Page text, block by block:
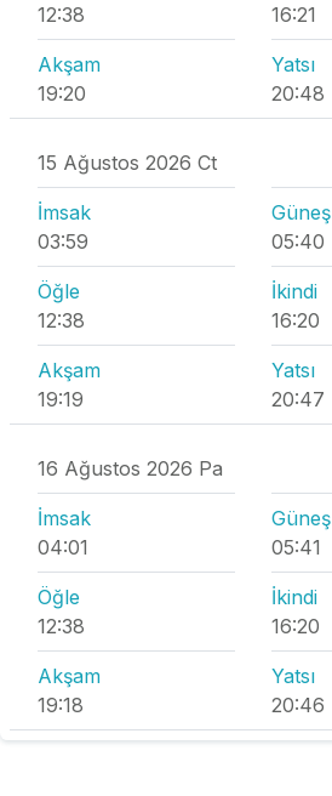
12:38
16:21
Akşam
19:20
Yatsı
20:48
15 Ağustos 2026 Ct
İmsak
03:59
Güneş
05:40
Öğle
12:38
İkindi
16:20
Akşam
19:19
Yatsı
20:47
16 Ağustos 2026 Pa
İmsak
04:01
Güneş
05:41
Öğle
12:38
İkindi
16:20
Akşam
19:18
Yatsı
20:46